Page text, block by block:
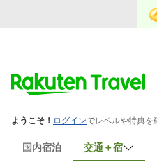
国内宿泊 交通＋宿